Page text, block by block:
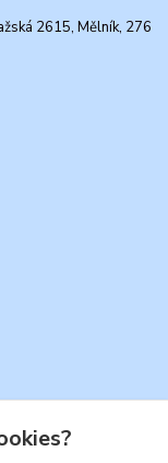
2615, Mělník, 276